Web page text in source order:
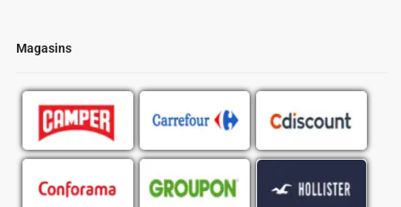
Magasins